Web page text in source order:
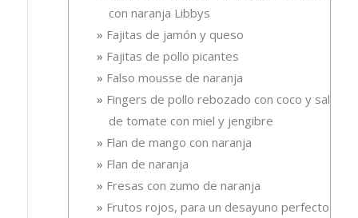
con naranja Libbys
Fajitas de jamón y queso
Fajitas de pollo picantes
Falso mousse de naranja
Fingers de pollo rebozado con coco y salsa
de tomate con miel y jengibre
Flan de mango con naranja
Flan de naranja
Fresas con zumo de naranja
Frutos rojos, para un desayuno perfecto